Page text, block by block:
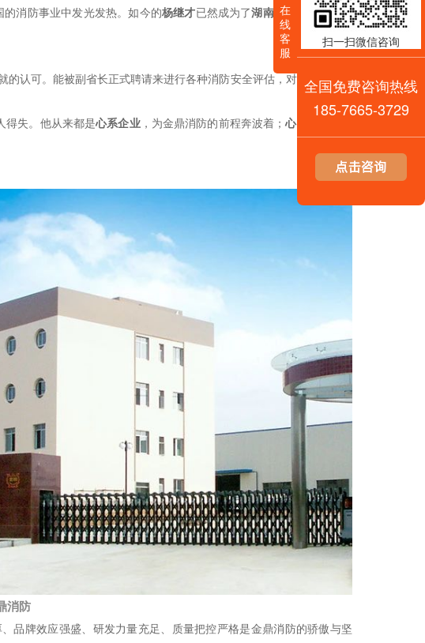
消防事业中发光发热。如今的杨继才已然成为了湖南省安委消防安全
认可。能被副省长正式聘请来进行各种消防安全评估，对我来说真的
得失。他从来都是心系企业，为金鼎消防的前程奔波着；心系国家
消防
品牌效应强盛、研发力量充足、质量把控严格是金鼎消防的骄傲与坚
在
线
客
服
扫一扫微信咨询
全国免费咨询热线
185-7665-3729